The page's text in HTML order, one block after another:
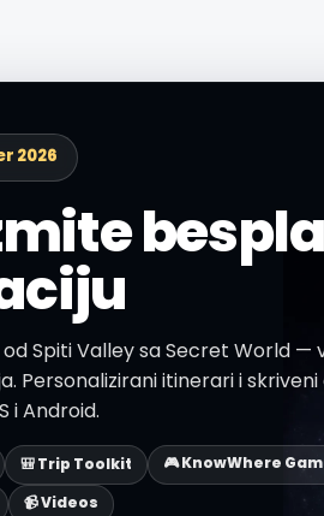
2026
Spiti Valley sa Secret World —
Personalizirani itinerari i skriveni
i Android.
🎒 Trip Toolkit
🎮 KnowWhere
📹 Videos